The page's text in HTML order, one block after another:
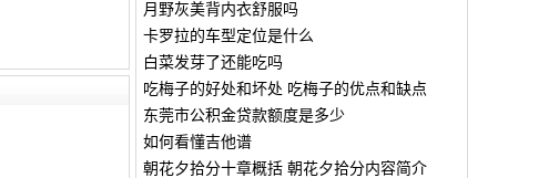
月野灰美背内衣舒服吗
卡罗拉的车型定位是什么
白菜发芽了还能吃吗
吃梅子的好处和坏处 吃梅子的优点和缺点
东莞市公积金贷款额度是多少
如何看懂吉他谱
朝花夕拾分十章概括 朝花夕拾分内容简介